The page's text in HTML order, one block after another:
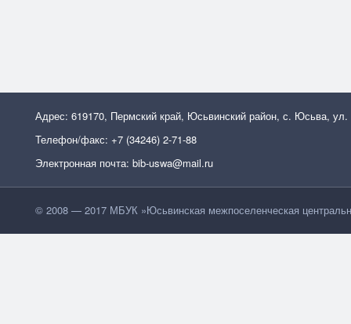
Адрес: 619170, Пермский край, Юсьвинский район, с. Юсьва, ул.
Телефон/факс: +7 (34246) 2-71-88
Электронная почта: bib-uswa@mail.ru
© 2008 — 2017 МБУК »Юсьвинская межпоселенческая